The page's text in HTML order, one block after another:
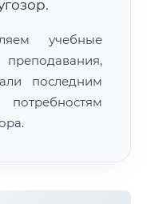
учебные
последним